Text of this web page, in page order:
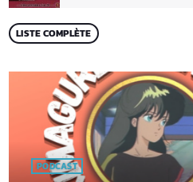
LISTE COMPLÈTE
PODCAST